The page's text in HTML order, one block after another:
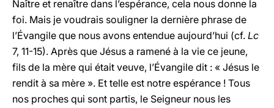
Naître et renaître dans l’espérance, cela nous donne la
foi. Mais je voudrais souligner la dernière phrase de
l’Évangile que nous avons entendue aujourd’hui (cf. Lc
7, 11-15). Après que Jésus a ramené à la vie ce jeune,
fils de la mère qui était veuve, l’Évangile dit : « Jésus le
rendit à sa mère ». Et telle est notre espérance ! Tous
nos proches qui sont partis, le Seigneur nous les